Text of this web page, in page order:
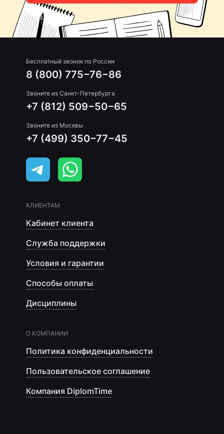
Бесплатный звонок по России
8 (800) 775−76−86
Звоните из Санкт-Петербурга
+7 (812) 509−50−65
Звоните из Москвы
+7 (499) 350−77−45
КЛИЕНТАМ
Кабинет клиента
Служба поддержки
Условия и гарантии
Способы оплаты
Дисциплины
О КОМПАНИИ
Политика конфиденциальности
Пользовательское соглашение
Компания DiplomTime